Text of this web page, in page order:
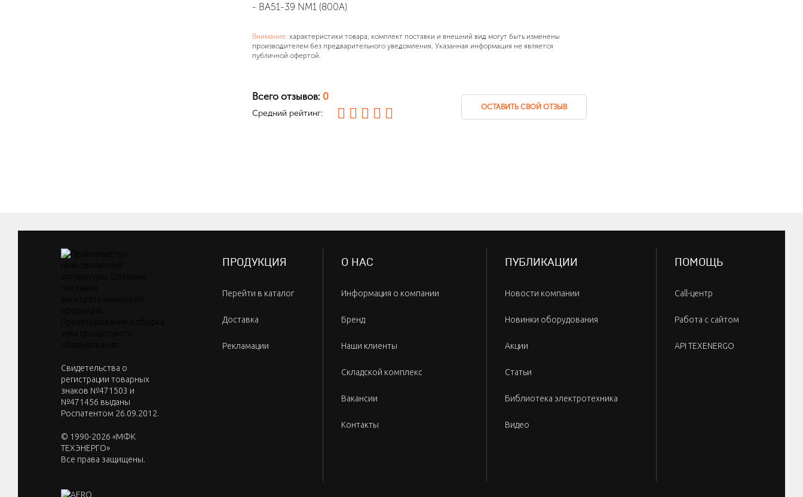
- ВА51-39 NM1 (800А)
Внимание: характеристики товара, комплект поставки и внешний вид могут быть изменены
производителем без предварительного уведомления. Указанная информация не является
публичной офертой.
Всего отзывов: 0
Средний рейтинг:
ОСТАВИТЬ СВОЙ ОТЗЫВ
Cвидетельства о
регистрации товарных
знаков №471503 и
№471456 выданы
Роспатентом 26.09.2012.
© 1990-2026 «МФК
ТЕХЭНЕРГО»
Все права защищены.
ПРОДУКЦИЯ
Перейти в каталог
Доставка
Рекламации
О НАС
Информация о компании
Бренд
Наши клиенты
Складской комплекс
Вакансии
Контакты
ПУБЛИКАЦИИ
Новости компании
Новинки оборудования
Акции
Статьи
Библиотека электротехника
Видео
ПОМОЩЬ
Call-центр
Работа с сайтом
API TEXENERGO